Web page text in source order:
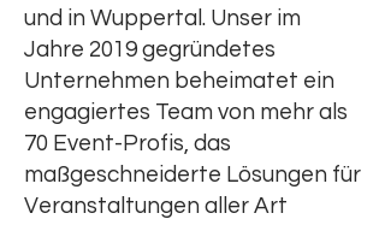
und in Wuppertal. Unser im
Jahre 2019 gegründetes
Unternehmen beheimatet ein
engagiertes Team von mehr als
70 Event-Profis, das
maßgeschneiderte Lösungen für
Veranstaltungen aller Art